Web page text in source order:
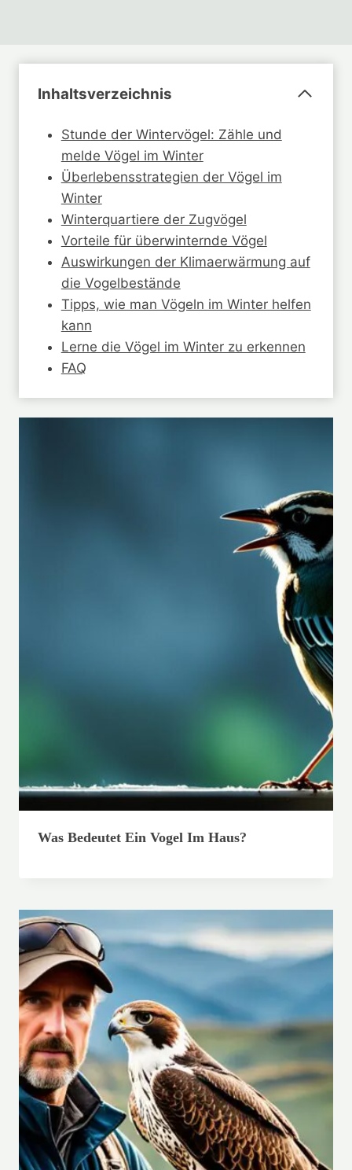
Inhaltsverzeichnis
Stunde der Wintervögel: Zähle und
melde Vögel im Winter
Überlebensstrategien der Vögel im
Winter
Winterquartiere der Zugvögel
Vorteile für überwinternde Vögel
Auswirkungen der Klimaerwärmung auf
die Vogelbestände
Tipps, wie man Vögeln im Winter helfen
kann
Lerne die Vögel im Winter zu erkennen
FAQ
Was Bedeutet Ein Vogel Im Haus?